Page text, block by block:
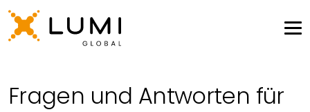
Fragen und Antworten für